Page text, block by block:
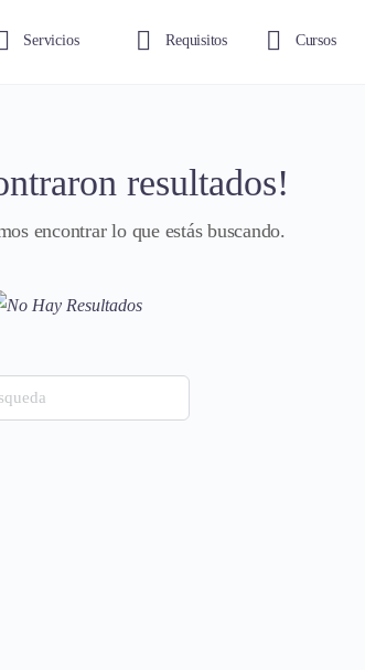
Servicios Requisitos Cursos
resultados!
encontrar lo que estás buscando.